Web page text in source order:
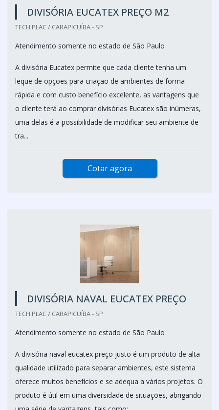
DIVISÓRIA EUCATEX PREÇO M2
TECH PLAC / CARAPICUÍBA - SP
Atendimento somente no estado de São Paulo
A divisória Eucatex permite que cada cliente tenha um
leque de opções para criação de ambientes de forma
rápida e com custo benefício excelente, as vantagens que
o cliente terá ao comprar divisórias Eucatex são inúmeras,
uma delas é a possibilidade de modificar seu ambiente de
tra...
Cotar agora
DIVISÓRIA NAVAL EUCATEX PREÇO
TECH PLAC / CARAPICUÍBA - SP
Atendimento somente no estado de São Paulo
A divisória naval eucatex preço justo é um produto de alta
qualidade utilizado para separar ambientes, este sistema
oferece muitos benefícios e se adequa a vários projetos. O
produto é útil em uma diversidade de situações, abrigando